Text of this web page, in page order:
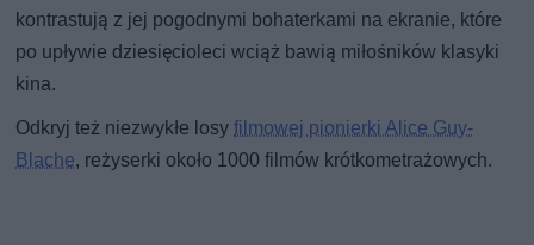
kontrastują z jej pogodnymi bohaterkami na ekranie, które
po upływie dziesięcioleci wciąż bawią miłośników klasyki
kina.
Odkryj też niezwykłe losyfilmowej pionierki Alice Guy-
Blache, reżyserki około 1000 filmów krótkometrażowych.